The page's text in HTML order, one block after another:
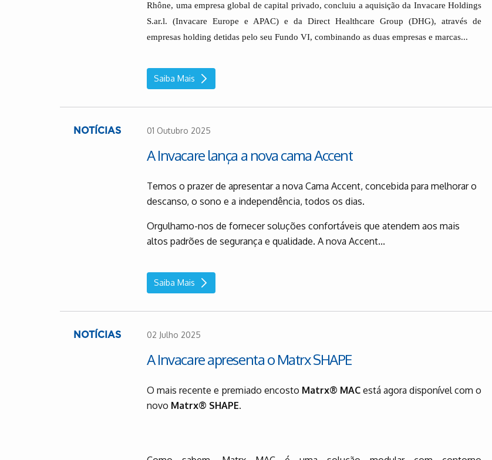
Rhône, uma empresa global de capital privado, concluiu a aquisição da Invacare Holdings
S.ar.l. (Invacare Europe e APAC) e da Direct Healthcare Group (DHG), através de
empresas holding detidas pelo seu Fundo VI, combinando as duas empresas e marcas...
Saiba Mais
NOTÍCIAS 01 Outubro 2025
A Invacare lança a nova cama Accent
Temos o prazer de apresentar a nova Cama Accent, concebida para melhorar o
descanso, o sono e a independência, todos os dias.
Orgulhamo-nos de fornecer soluções confortáveis que atendem aos mais
altos padrões de segurança e qualidade. A nova Accent...
Saiba Mais
NOTÍCIAS 02 Julho 2025
A Invacare apresenta o Matrx SHAPE
O mais recente e premiado encosto Matrx® MACestá agora disponível com o
novo Matrx® SHAPE.